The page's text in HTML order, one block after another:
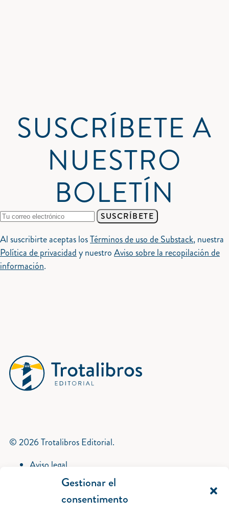
Gestionar el
consentimento
SUSCRÍBETE A
NUESTRO
BOLETÍN
SUSCRÍBETE
Al suscribirte aceptas losTérminos de uso de Substack, nuestra
Política de privacidady nuestroAviso sobre la recopilación de
información.
© 2026 Trotalibros Editorial.
Aviso legal
Política de privacidad